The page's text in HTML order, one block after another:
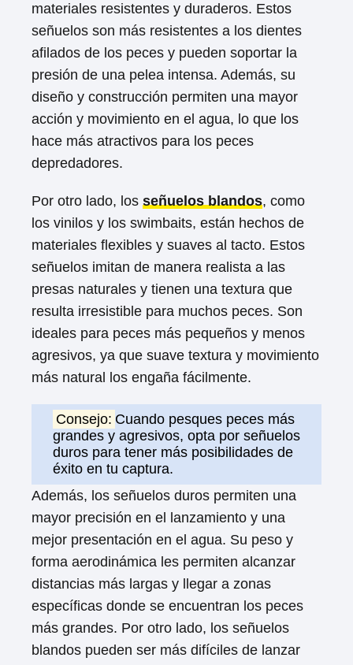
materiales resistentes y duraderos. Estos
señuelos son más resistentes a los dientes
afilados de los peces y pueden soportar la
presión de una pelea intensa. Además, su
diseño y construcción permiten una mayor
acción y movimiento en el agua, lo que los
hace más atractivos para los peces
depredadores.
Por otro lado, los señuelos blandos, como
los vinilos y los swimbaits, están hechos de
materiales flexibles y suaves al tacto. Estos
señuelos imitan de manera realista a las
presas naturales y tienen una textura que
resulta irresistible para muchos peces. Son
ideales para peces más pequeños y menos
agresivos, ya que suave textura y movimiento
más natural los engaña fácilmente.
Consejo: Cuando pesques peces más
grandes y agresivos, opta por señuelos
duros para tener más posibilidades de
éxito en tu captura.
Además, los señuelos duros permiten una
mayor precisión en el lanzamiento y una
mejor presentación en el agua. Su peso y
forma aerodinámica les permiten alcanzar
distancias más largas y llegar a zonas
específicas donde se encuentran los peces
más grandes. Por otro lado, los señuelos
blandos pueden ser más difíciles de lanzar